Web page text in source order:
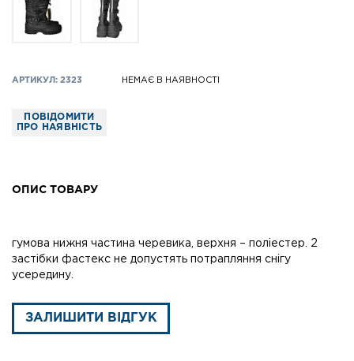
АРТИКУЛ: 2323 НЕМАЄ В НАЯВНОСТІ
ПОВІДОМИТИ
ПРО НАЯВНІСТЬ
ОПИС ТОВАРУ
гумова нижня частина черевика, верхня – поліестер. 2
застібки фастекс не допустять потрапляння снігу
усередину.
ЗАЛИШИТИ ВІДГУК